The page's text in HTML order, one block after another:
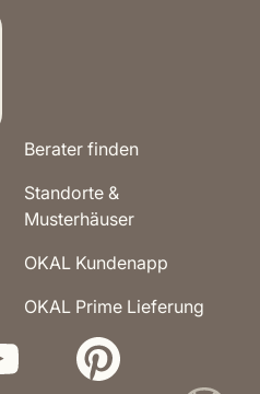
Berater finden
Standorte &
Musterhäuser
OKAL Kundenapp
OKAL Prime Lieferung